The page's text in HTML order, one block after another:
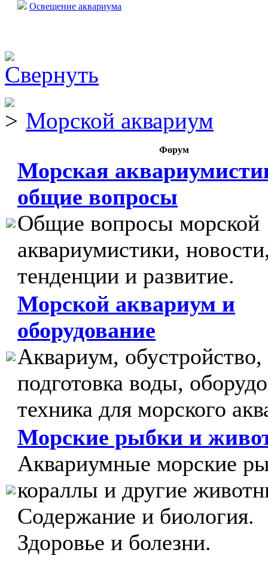
Освещение аквариума
Морской аквариум
Форум
Морская
общие вопросы
Общие вопросы морской
аквариумистики,
тенденции и развитие.
Морской аквариум и
оборудование
Аквариум, обустройство,
подготовка воды,
техника для морского
Морские рыбки и
Аквариумные морские
кораллы и другие
Содержание и биология.
Здоровье и болезни.